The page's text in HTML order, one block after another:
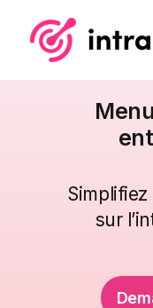
Simplifiez
sur